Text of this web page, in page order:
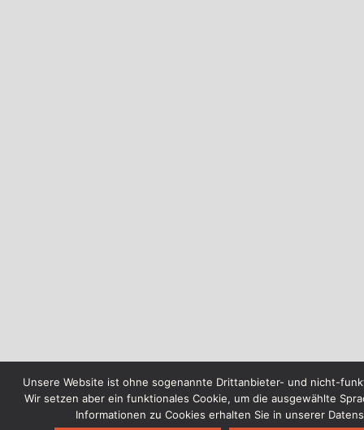
Unsere Website ist ohne sogenannte Drittanbieter- und nicht-
Wir setzen aber ein funktionales Cookie, um die ausgewählte
Informationen zu Cookies erhalten Sie in unserer